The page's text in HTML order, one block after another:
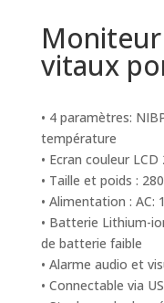
vitaux
• 4 paramètres:
température
• Ecran couleur
• Taille et poids :
• Alimentation : AC:
• Batterie Lithium-
de batterie faible
• Alarme audio et
• Connectable via